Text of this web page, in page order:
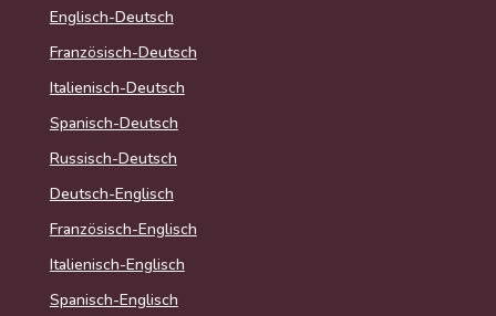
Englisch-Deutsch
Französisch-Deutsch
Italienisch-Deutsch
Spanisch-Deutsch
Russisch-Deutsch
Deutsch-Englisch
Französisch-Englisch
Italienisch-Englisch
Spanisch-Englisch